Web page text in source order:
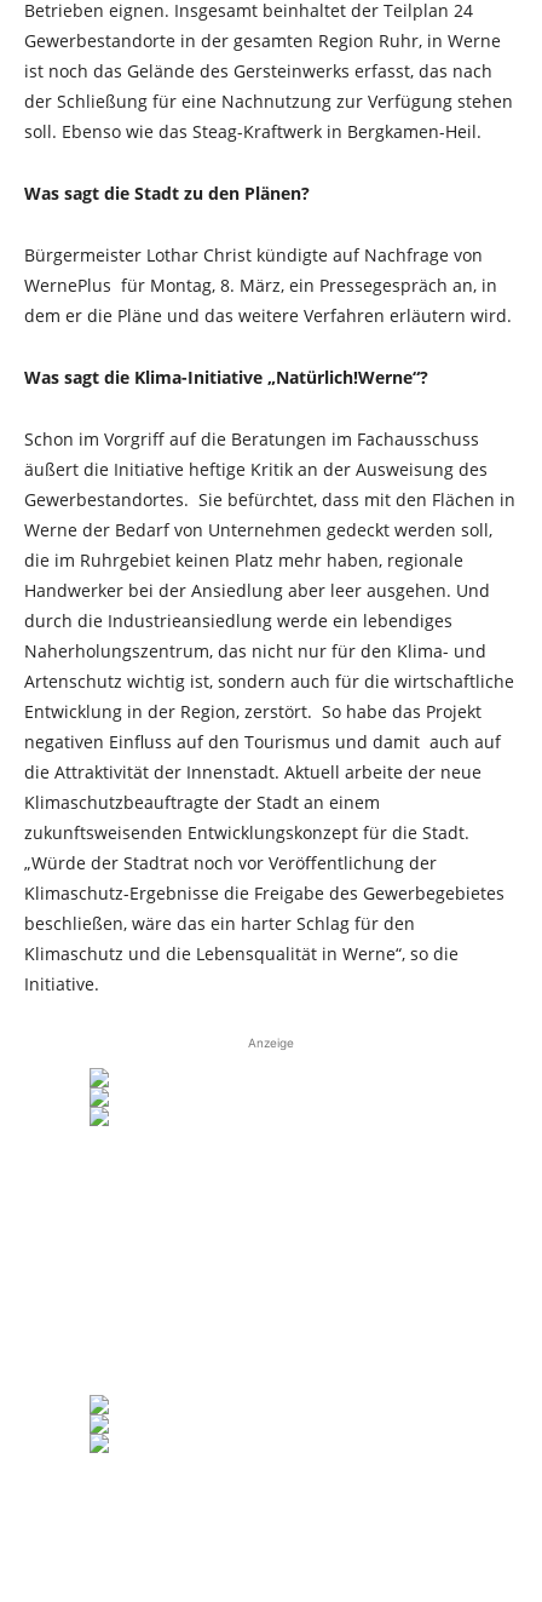
Betrieben eignen. Insgesamt beinhaltet der Teilplan 24
Gewerbestandorte in der gesamten Region Ruhr, in Werne
ist noch das Gelände des Gersteinwerks erfasst, das nach
der Schließung für eine Nachnutzung zur Verfügung stehen
soll. Ebenso wie das Steag-Kraftwerk in Bergkamen-Heil.
Was sagt die Stadt zu den Plänen?
Bürgermeister Lothar Christ kündigte auf Nachfrage von
WernePlus für Montag, 8. März, ein Pressegespräch an, in
dem er die Pläne und das weitere Verfahren erläutern wird.
Was sagt die Klima-Initiative „Natürlich!Werne“?
Schon im Vorgriff auf die Beratungen im Fachausschuss
äußert die Initiative heftige Kritik an der Ausweisung des
Gewerbestandortes. Sie befürchtet, dass mit den Flächen in
Werne der Bedarf von Unternehmen gedeckt werden soll,
die im Ruhrgebiet keinen Platz mehr haben, regionale
Handwerker bei der Ansiedlung aber leer ausgehen. Und
durch die Industrieansiedlung werde ein lebendiges
Naherholungszentrum, das nicht nur für den Klima- und
Artenschutz wichtig ist, sondern auch für die wirtschaftliche
Entwicklung in der Region, zerstört. So habe das Projekt
negativen Einfluss auf den Tourismus und damit auch auf
die Attraktivität der Innenstadt. Aktuell arbeite der neue
Klimaschutzbeauftragte der Stadt an einem
zukunftsweisenden Entwicklungskonzept für die Stadt.
„Würde der Stadtrat noch vor Veröffentlichung der
Klimaschutz-Ergebnisse die Freigabe des Gewerbegebietes
beschließen, wäre das ein harter Schlag für den
Klimaschutz und die Lebensqualität in Werne“, so die
Initiative.
Anzeige